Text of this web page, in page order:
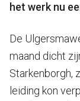
het werk nu
De
maand dicht
Starkenborgh,
leiding kon